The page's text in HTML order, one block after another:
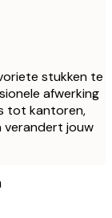
stukken te
afwerking
tot kantoren,
jouw